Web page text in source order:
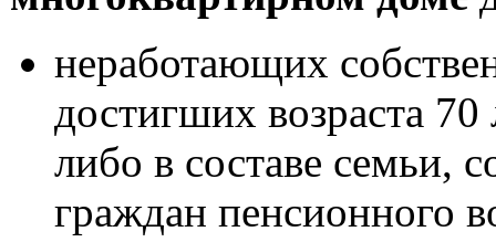
неработающих
достигших возраста
либо в составе семьи,
граждан пенсионного